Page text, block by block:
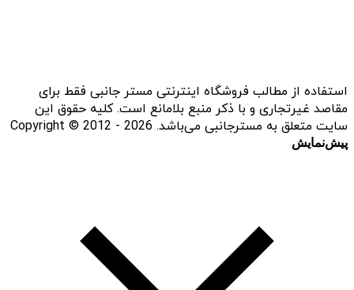
استفاده از مطالب فروشگاه اینترنتی مستر جانبی فقط برای
مقاصد غیرتجاری و با ذکر منبع بلامانع است. کلیه حقوق این
سایت متعلق به مسترجانبی می‌باشد. Copyright © 2012 - 2026
پیش‌نمایش